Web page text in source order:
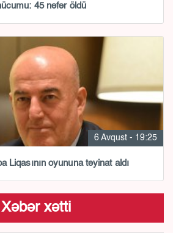
45 nəfər öldü
6 Avqust - 19:25
Liqasının oyununa təyinat aldı
Xəbər xətti